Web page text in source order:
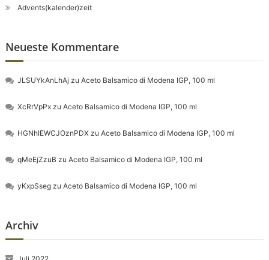
Advents(kalender)zeit
Neueste Kommentare
JLSUYkAnLhAj zu Aceto Balsamico di Modena IGP, 100 ml
XcRrVpPxzu Aceto Balsamico di Modena IGP, 100 ml
HGNhIEWCJOznPDX zu Aceto Balsamico di Modena IGP, 100 ml
qMeEjZzuB zu Aceto Balsamico di Modena IGP, 100 ml
yKxpSsegzu Aceto Balsamico di Modena IGP, 100 ml
Archiv